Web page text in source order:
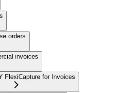
orders
invoices
FlexiCapture for Invoices